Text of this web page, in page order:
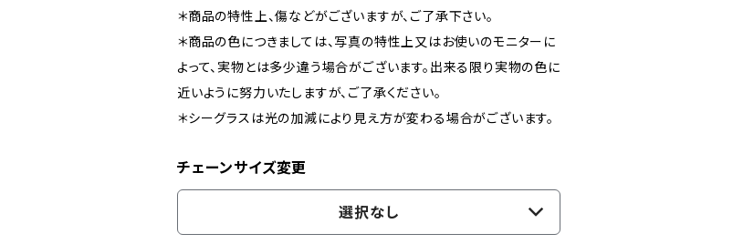
＊商品の特性上、傷などがございますが、ご了承下さい。
＊商品の色につきましては、写真の特性上又はお使いのモニターに
よって、実物とは多少違う場合がございます。出来る限り実物の色に
近いように努力いたしますが、ご了承ください。
＊シーグラスは光の加減により見え方が変わる場合がございます。
チェーンサイズ変更
選択なし